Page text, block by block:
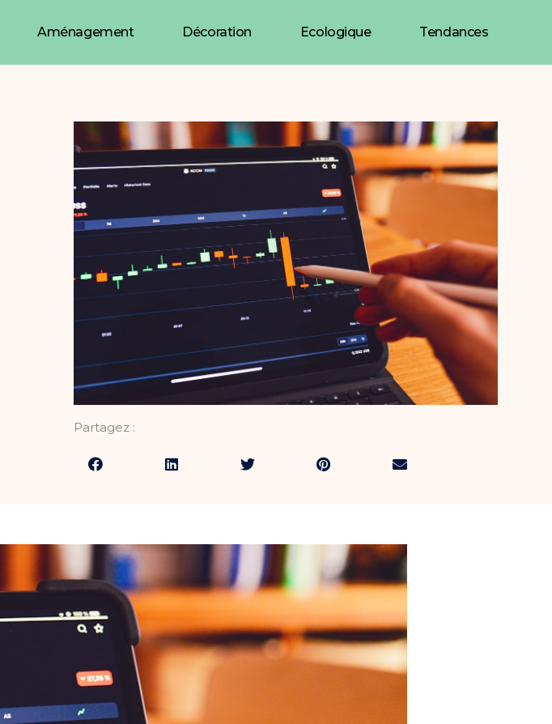
Aménagement Décoration Ecologique Tendances
Partagez :